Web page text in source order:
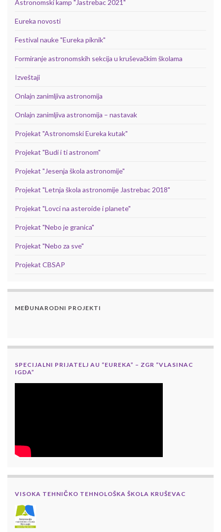
Astronomski kamp "Jastrebac 2021"
Eureka novosti
Festival nauke "Eureka piknik"
Formiranje astronomskih sekcija u kruševačkim školama
Izveštaji
Onlajn zanimljiva astronomija
Onlajn zanimljiva astronomija – nastavak
Projekat "Astronomski Eureka kutak"
Projekat "Budi i ti astronom"
Projekat "Jesenja škola astronomije"
Projekat "Letnja škola astronomije Jastrebac 2018"
Projekat "Lovci na asteroide i planete"
Projekat "Nebo je granica"
Projekat "Nebo za sve"
Projekat CBSAP
MEĐUNARODNI PROJEKTI
SPECIJALNI PRIJATELJ AU “EUREKA” – ZGR “VLASINAC
IGDA”
VISOKA TEHNIČKO TEHNOLOŠKA ŠKOLA KRUŠEVAC